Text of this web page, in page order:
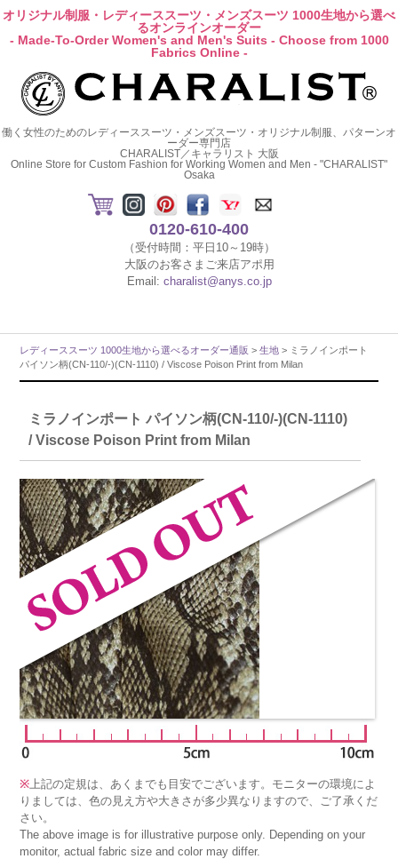
オリジナル制服・レディーススーツ・メンズスーツ 1000生地から選べ
るオンラインオーダー
- Made-To-Order Women's and Men's Suits - Choose from 1000
Fabrics Online -
働く女性のためのレディーススーツ・メンズスーツ・オリジナル制服、パターンオ
ーダー専門店
CHARALIST／キャラリスト 大阪
Online Store for Custom Fashion for Working Women and Men - "CHARALIST"
Osaka
0120-610-400
（受付時間：平日10～19時）
大阪のお客さまご来店アポ用
Email: charalist@anys.co.jp
レディーススーツ 1000生地から選べるオーダー通販 >生地 > ミラノインポート
パイソン柄(CN-110/-)(CN-1110) / Viscose Poison Print from Milan
ミラノインポート パイソン柄(CN-110/-)(CN-1110)
/ Viscose Poison Print from Milan
※上記の定規は、あくまでも目安でございます。モニターの環境によ
りましては、色の見え方や大きさが多少異なりますので、ご了承くだ
さい。
The above image is for illustrative purpose only. Depending on your
monitor, actual fabric size and color may differ.